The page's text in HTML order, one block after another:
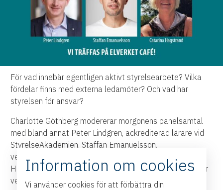
För vad innebär egentligen aktivt styrelsearbete? Vilka
fördelar finns med externa ledamöter? Och vad har
styrelsen för ansvar?
Charlotte Göthberg modererar morgonens panelsamtal
med bland annat Peter Lindgren, ackrediterad lärare vid
StyrelseAkademien, Staffan Emanuelsson,
verksamhetsansvarig StyrelseAkademien och Catarina
Hagstrand, egenföretagare, som berättar vad vi behöver
veta för ett framgångsrikt styrelsearbete.
Information om cookies
Vi använder cookies för att förbättra din